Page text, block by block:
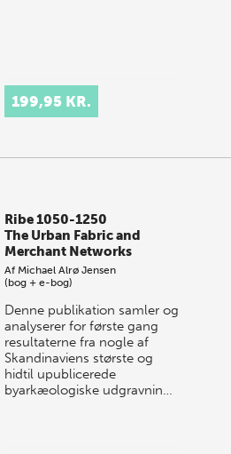
199,95 KR.
Ribe 1050-1250
The Urban Fabric and
Merchant Networks
Af Michael Alrø Jensen
(bog + e-bog)
Denne publikation samler og
analyserer for første gang
resultaterne fra nogle af
Skandinaviens største og
hidtil upublicerede
byarkæologiske udgravnin…